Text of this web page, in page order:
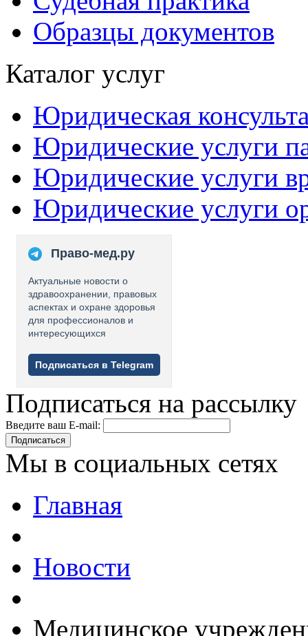
Образцы документов
Каталог услуг
Юридическая
Юридические услуги
Юридические услуги
Юридические услуги
Право-мед.ру
Актуальные новости о
здравоохранении, правовых
аспектах и охране здоровья
для профессионалов и
интересующихся
Подписаться в Telegram
Подписаться на рассылку
Введите ваш E-mail:
Подписаться
Мы в социальных сетях
Главная
Новости
Медицинское